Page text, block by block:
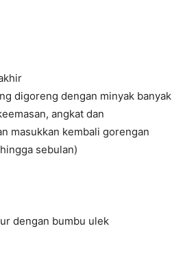
digoreng dengan minyak banyak
angkat dan
masukkan kembali gorengan
sebulan)
dengan bumbu ulek